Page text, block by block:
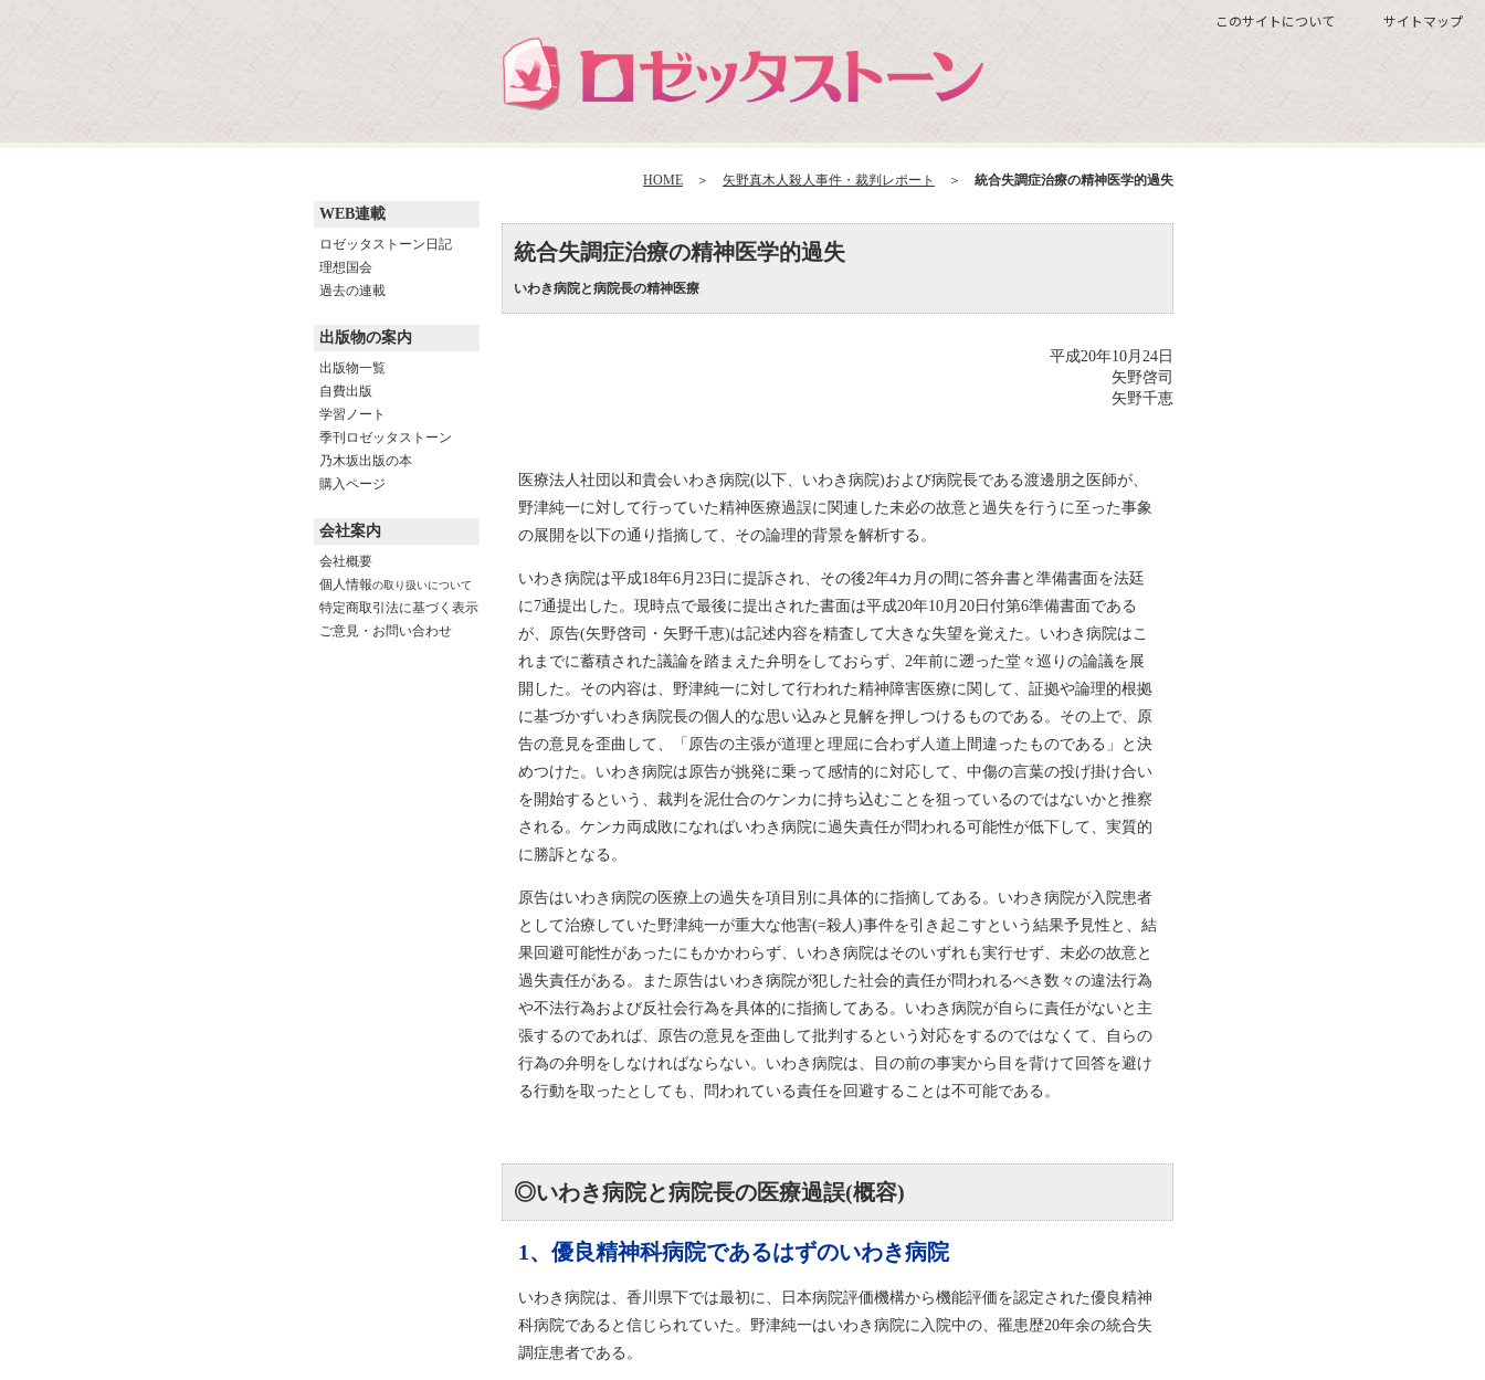
このサイトについて サイトマップ
WEB連載
ロゼッタストーン日記
理想国会
過去の連載
出版物の案内
出版物一覧
自費出版
学習ノート
季刊ロゼッタストーン
乃木坂出版の本
購入ページ
会社案内
会社概要
個人情報の取り扱いについて
特定商取引法に基づく表示
ご意見・お問い合わせ
HOME ＞ 矢野真木人殺人事件・裁判レポート ＞ 統合失調症治療の精神医学的過失
統合失調症治療の精神医学的過失
いわき病院と病院長の精神医療
平成20年10月24日
矢野啓司
矢野千恵
医療法人社団以和貴会いわき病院(以下、いわき病院)および病院長である渡邊朋之医師が、
野津純一に対して行っていた精神医療過誤に関連した未必の故意と過失を行うに至った事象
の展開を以下の通り指摘して、その論理的背景を解析する。
いわき病院は平成18年6月23日に提訴され、その後2年4カ月の間に答弁書と準備書面を法廷
に7通提出した。現時点で最後に提出された書面は平成20年10月20日付第6準備書面である
が、原告(矢野啓司・矢野千恵)は記述内容を精査して大きな失望を覚えた。いわき病院はこ
れまでに蓄積された議論を踏まえた弁明をしておらず、2年前に遡った堂々巡りの論議を展
開した。その内容は、野津純一に対して行われた精神障害医療に関して、証拠や論理的根拠
に基づかずいわき病院長の個人的な思い込みと見解を押しつけるものである。その上で、原
告の意見を歪曲して、「原告の主張が道理と理屈に合わず人道上間違ったものである」と決
めつけた。いわき病院は原告が挑発に乗って感情的に対応して、中傷の言葉の投げ掛け合い
を開始するという、裁判を泥仕合のケンカに持ち込むことを狙っているのではないかと推察
される。ケンカ両成敗になればいわき病院に過失責任が問われる可能性が低下して、実質的
に勝訴となる。
原告はいわき病院の医療上の過失を項目別に具体的に指摘してある。いわき病院が入院患者
として治療していた野津純一が重大な他害(=殺人)事件を引き起こすという結果予見性と、結
果回避可能性があったにもかかわらず、いわき病院はそのいずれも実行せず、未必の故意と
過失責任がある。また原告はいわき病院が犯した社会的責任が問われるべき数々の違法行為
や不法行為および反社会行為を具体的に指摘してある。いわき病院が自らに責任がないと主
張するのであれば、原告の意見を歪曲して批判するという対応をするのではなくて、自らの
行為の弁明をしなければならない。いわき病院は、目の前の事実から目を背けて回答を避け
る行動を取ったとしても、問われている責任を回避することは不可能である。
◎いわき病院と病院長の医療過誤(概容)
1、優良精神科病院であるはずのいわき病院
いわき病院は、香川県下では最初に、日本病院評価機構から機能評価を認定された優良精神
科病院であると信じられていた。野津純一はいわき病院に入院中の、罹患歴20年余の統合失
調症患者である。